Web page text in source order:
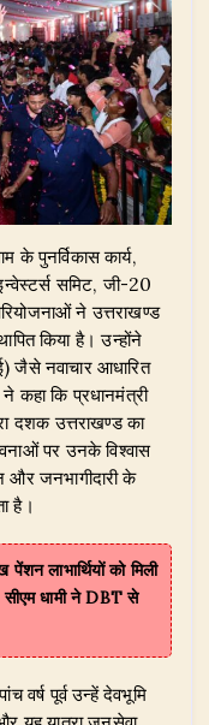
के पुनर्विकास कार्य,
समिट, जी-20
ने उत्तराखण्ड
किया है। उन्होंने
जैसे नवाचार आधारित
कहा कि प्रधानमंत्री
दशक उत्तराखण्ड का
पर उनके विश्वास
और जनभागीदारी के
है।
लाभार्थियों को मिली
धामी ने DBT से
वर्ष पूर्व उन्हें देवभूमि